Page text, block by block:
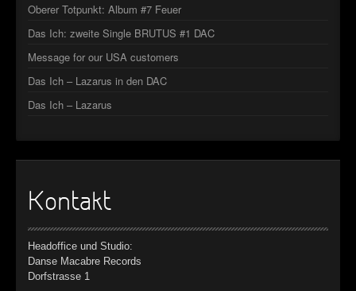
Oberer Totpunkt: Album #7 Feuer
Das Ich: zweite Single BRUTUS #1 DAC
Message for our USA customers
Das Ich – Lazarus in den DAC
Das Ich – Lazarus
Kontakt
Headoffice und Studio:
Danse Macabre Records
Dorfstrasse 1